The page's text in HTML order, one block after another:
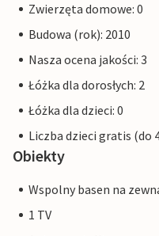
Zwierzęta domowe: 0
Budowa (rok): 2010
Nasza ocena jakości: 3
Łóżka dla dorosłych: 2
Łóżka dla dzieci: 0
Liczba dzieci gratis (do
Obiekty
Wspolny basen na
1 TV